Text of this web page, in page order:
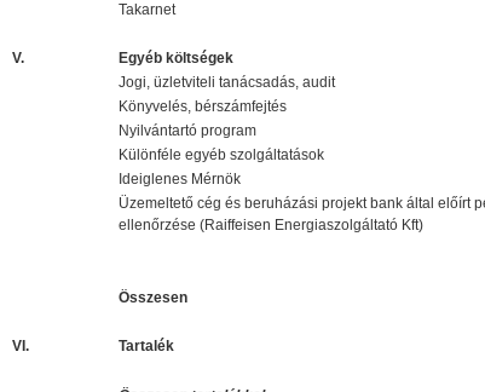
Takarnet
V. Egyéb költségek
Jogi, üzletviteli tanácsadás, audit
Könyvelés, bérszámfejtés
Nyilvántartó program
Különféle egyéb szolgáltatások
Ideiglenes Mérnök
Üzemeltető cég és beruházási projekt bank által előírt
ellenőrzése (Raiffeisen Energiaszolgáltató Kft)
Összesen
VI. Tartalék